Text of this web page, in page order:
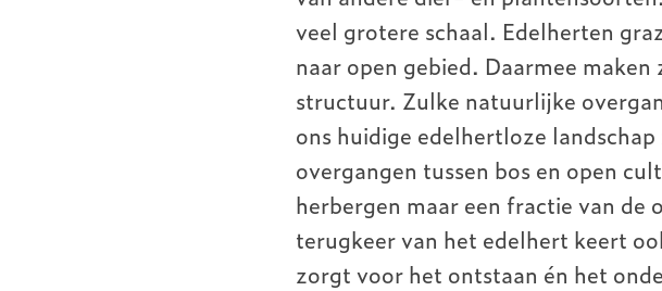
veel grotere schaal. Edelherten
naar open gebied. Daarmee
structuur. Zulke natuurlijke
ons huidige edelhertloze
overgangen tussen bos en open
herbergen maar een fractie van
terugkeer van het edelhert keert
zorgt voor het ontstaan én het